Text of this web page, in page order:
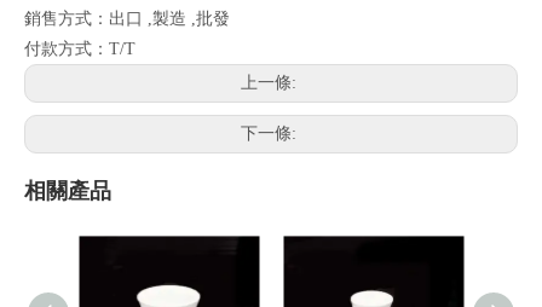
銷售方式：出口 ,製造 ,批發
付款方式：T/T
上一條:
下一條:
相關產品